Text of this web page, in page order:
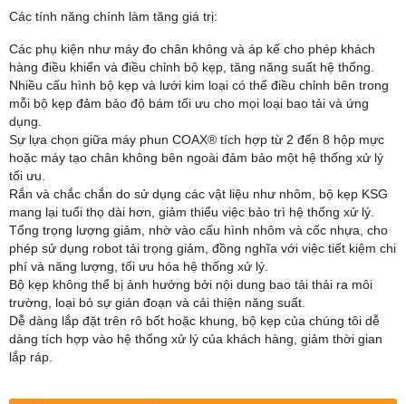
Các tính năng chính làm tăng giá trị:
Các phụ kiện như máy đo chân không và áp kế cho phép khách
hàng điều khiển và điều chỉnh bộ kẹp, tăng năng suất hệ thống.
Nhiều cấu hình bộ kẹp và lưới kim loại có thể điều chỉnh bên trong
mỗi bộ kẹp đảm bảo độ bám tối ưu cho mọi loại bao tải và ứng
dụng.
Sự lựa chọn giữa máy phun COAX® tích hợp từ 2 đến 8 hộp mực
hoặc máy tạo chân không bên ngoài đảm bảo một hệ thống xử lý
tối ưu.
Rắn và chắc chắn do sử dụng các vật liệu như nhôm, bộ kẹp KSG
mang lại tuổi thọ dài hơn, giảm thiểu việc bảo trì hệ thống xử lý.
Tổng trọng lượng giảm, nhờ vào cấu hình nhôm và cốc nhựa, cho
phép sử dụng robot tải trọng giảm, đồng nghĩa với việc tiết kiệm chi
phí và năng lượng, tối ưu hóa hệ thống xử lý.
Bộ kẹp không thể bị ảnh hưởng bởi nội dung bao tải thải ra môi
trường, loại bỏ sự gián đoạn và cải thiện năng suất.
Dễ dàng lắp đặt trên rô bốt hoặc khung, bộ kẹp của chúng tôi dễ
dàng tích hợp vào hệ thống xử lý của khách hàng, giảm thời gian
lắp ráp.